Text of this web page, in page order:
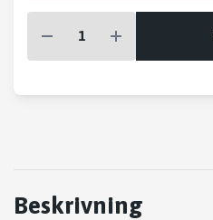
Beskrivning